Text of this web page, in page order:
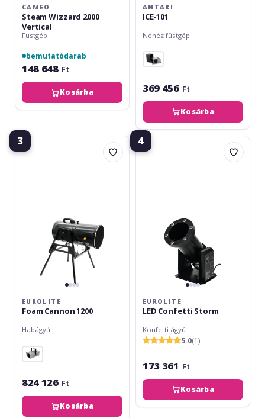
CAMEO
Steam Wizzard 2000
Vertical
Füstgép
bemutatódarab
148 648 Ft
Kosárba
ANTARI
ICE-101
Nehéz füstgép
369 456 Ft
Kosárba
3
Eurolite
Foam
EUROLITE
Foam Cannon 1200
Habágyú
824 126 Ft
Kosárba
4
Eurolite
LED
EUROLITE
LED Confetti Storm
Konfetti ágyú
5.0(1)
173 361 Ft
Kosárba